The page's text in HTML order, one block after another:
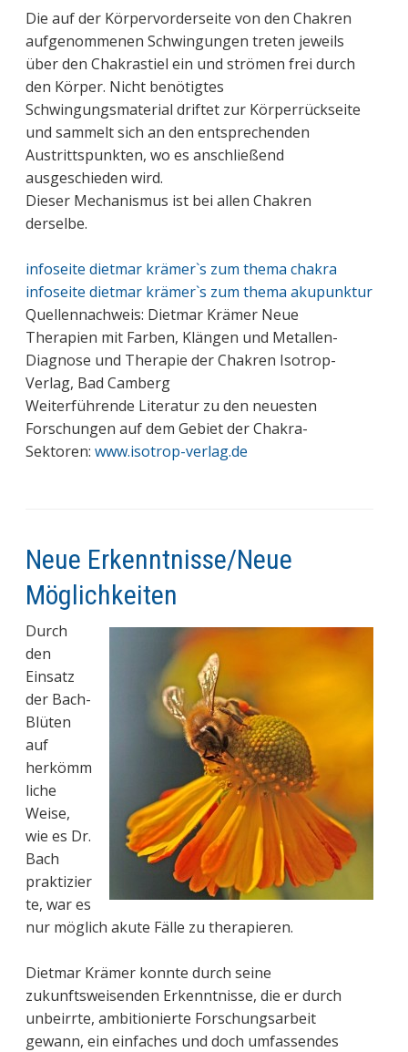
Die auf der Körpervorderseite von den Chakren
aufgenommenen Schwingungen treten jeweils
über den Chakrastiel ein und strömen frei durch
den Körper. Nicht benötigtes
Schwingungsmaterial driftet zur Körperrückseite
und sammelt sich an den entsprechenden
Austrittspunkten, wo es anschließend
ausgeschieden wird.
Dieser Mechanismus ist bei allen Chakren
derselbe.
infoseite dietmar krämer`s zum thema chakra
infoseite dietmar krämer`s zum thema akupunktur
Quellennachweis: Dietmar Krämer Neue
Therapien mit Farben, Klängen und Metallen-
Diagnose und Therapie der Chakren Isotrop-
Verlag, Bad Camberg
Weiterführende Literatur zu den neuesten
Forschungen auf dem Gebiet der Chakra-
Sektoren: www.isotrop-verlag.de
Neue Erkenntnisse/Neue
Möglichkeiten
Durch
den
Einsatz
der Bach-
Blüten
auf
herkömm
liche
Weise,
wie es Dr.
Bach
praktizier
te, war es
nur möglich akute Fälle zu therapieren.
Dietmar Krämer konnte durch seine
zukunftsweisenden Erkenntnisse, die er durch
unbeirrte, ambitionierte Forschungsarbeit
gewann, ein einfaches und doch umfassendes